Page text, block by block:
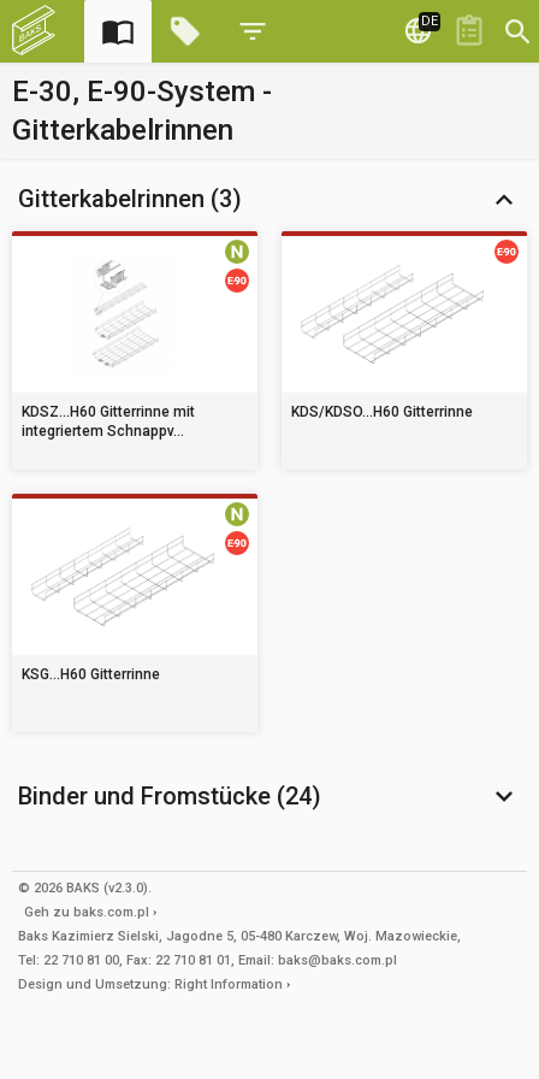
DE
E-30, E-90-System -
Gitterkabelrinnen
Gitterkabelrinnen (3)
KDSZ...H60 Gitterrinne mit
integriertem Schnappv...
KDS/KDSO...H60 Gitterrinne
KSG...H60 Gitterrinne
Binder und Fromstücke (24)
© 2026 BAKS (v2.3.0).
Geh zu baks.com.pl
Baks Kazimierz Sielski, Jagodne 5, 05-480 Karczew, Woj. Mazowieckie,
Tel: 22 710 81 00, Fax: 22 710 81 01, Email: baks@baks.com.pl
Design und Umsetzung: Right Information